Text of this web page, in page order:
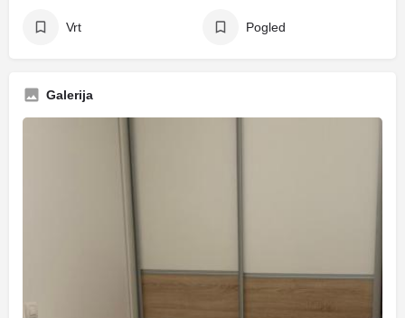
Vrt Pogled
Galerija